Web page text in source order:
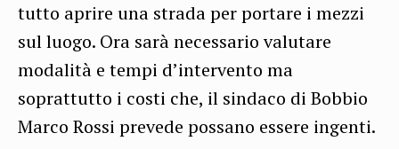
tutto aprire una strada per portare i mezzi
sul luogo. Ora sarà necessario valutare
modalità e tempi d’intervento ma
soprattutto i costi che, il sindaco di Bobbio
Marco Rossi prevede possano essere ingenti.